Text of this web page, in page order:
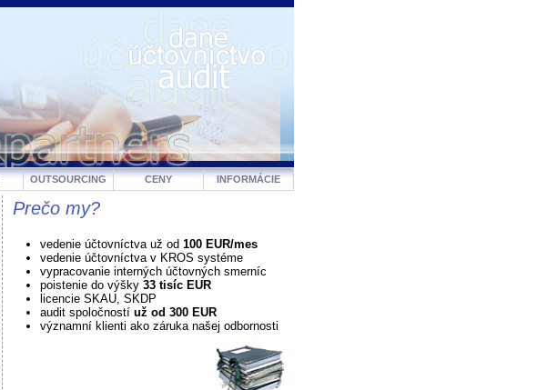
OUTSOURCING CENY INFORMÁCIE
Prečo my?
vedenie účtovníctva už od 100 EUR/mes
vedenie účtovníctva v KROS systéme
vypracovanie interných účtovných smerníc
poistenie do výšky 33 tisíc EUR
licencie SKAU, SKDP
audit spoločností už od 300 EUR
významní klienti ako záruka našej odbornosti